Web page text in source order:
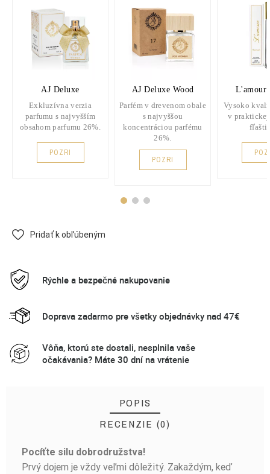
AJ Deluxe
Exkluzívna verzia
parfumu s najvyšším
obsahom parfumu 26%.
POZRI
AJ Deluxe Wood
Parfém v drevenom obale
s najvyššou
koncentráciou parfému
26%.
POZRI
L'amour
Vysoko
v
Pridať k obľúbeným
Rýchle a bezpečné nakupovanie
Doprava zadarmo pre všetky objednávky nad 47€
Vôňa, ktorú ste dostali, nesplnila vaše
očakávania? Máte 30 dní na vrátenie
POPIS
RECENZIE (0)
Pocíťte silu dobrodružstva!
Prvý dojem je vždy veľmi dôležitý. Zakaždým, keď
BUĎTE PRVÝ, KTO NAPÍŠE RECENZIU!